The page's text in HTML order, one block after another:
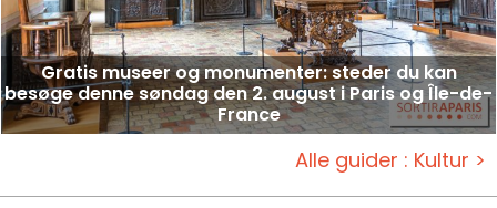
Gratis museer og monumenter: steder du kan
besøge denne søndag den 2. august i Paris og Île-de-
France
Alle guider : Kultur >